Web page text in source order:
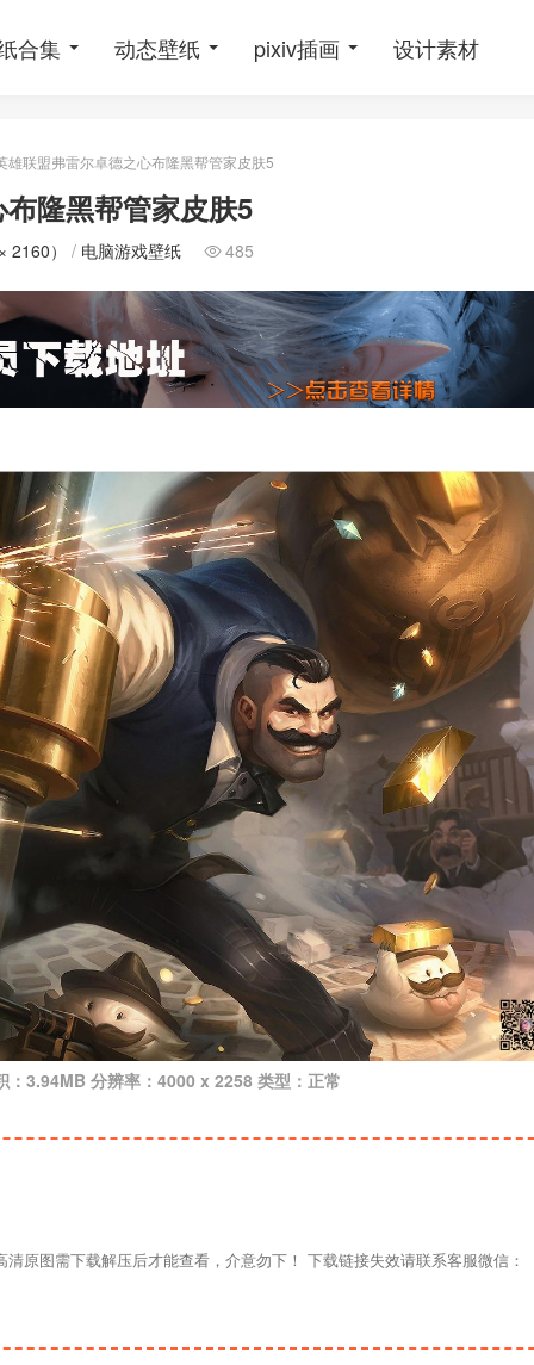
合集 动态壁纸 pixiv插画 设计素材
联盟弗雷尔卓德之心布隆黑帮管家皮肤5
隆黑帮管家皮肤5
2160） / 电脑游戏壁纸  485
3.94MB 分辨率：4000 x 2258 类型：正常
原图需下载解压后才能查看，介意勿下！ 下载链接失效请联系客服微信：